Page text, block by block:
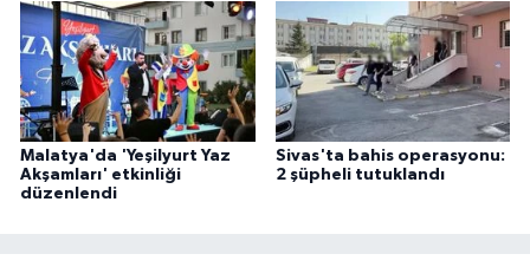
Malatya'da 'Yeşilyurt Yaz
Akşamları' etkinliği
düzenlendi
Sivas'ta bahis operasyonu:
2 şüpheli tutuklandı